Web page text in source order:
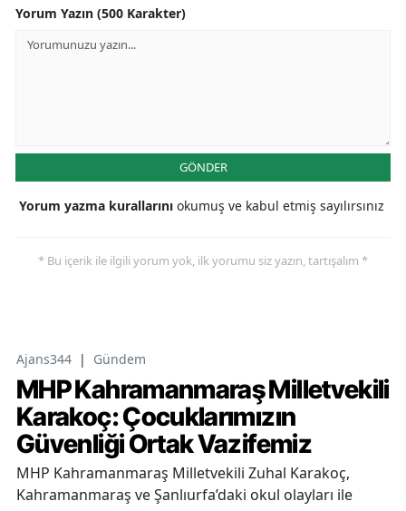
Yorum Yazın (500 Karakter)
GÖNDER
Yorum yazma kurallarını okumuş ve kabul etmiş sayılırsınız
* Bu içerik ile ilgili yorum yok, ilk yorumu siz yazın, tartışalım *
Ajans344 | Gündem
MHP Kahramanmaraş Milletvekili
Karakoç: Çocuklarımızın
Güvenliği Ortak Vazifemiz
MHP Kahramanmaraş Milletvekili Zuhal Karakoç,
Kahramanmaraş ve Şanlıurfa’daki okul olayları ile